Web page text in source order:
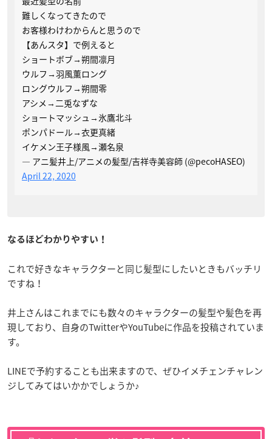
難しくなってきたので
お客様わけわからんと思うので
【あんスタ】で例えると
ショートボブ→朔間凛月
ウルフ→羽風薫ロング
ロングウルフ→朔間零
アシメ→二兎なずな
ショートマッシュ→氷鷹北斗
ポンパドール→衣更真緒
イケメン王子様風→瀬名泉
— アニ髪井上/アニメの髪型/吉祥寺美容師 (@pecoHASEO)
April 22, 2020
なるほどわかりやすい！
これで好きなキャラクターと同じ髪型にしたいときもバッチリ
ですね！
井上さんはこれまでにも数々のキャラクターの髪型や髪色を再
現しており、自身のTwitterやYouTubeに作品を投稿されていま
す。
LINEで予約することも出来ますので、ぜひイメチェンチャレン
ジしてみてはいかかでしょうか♪